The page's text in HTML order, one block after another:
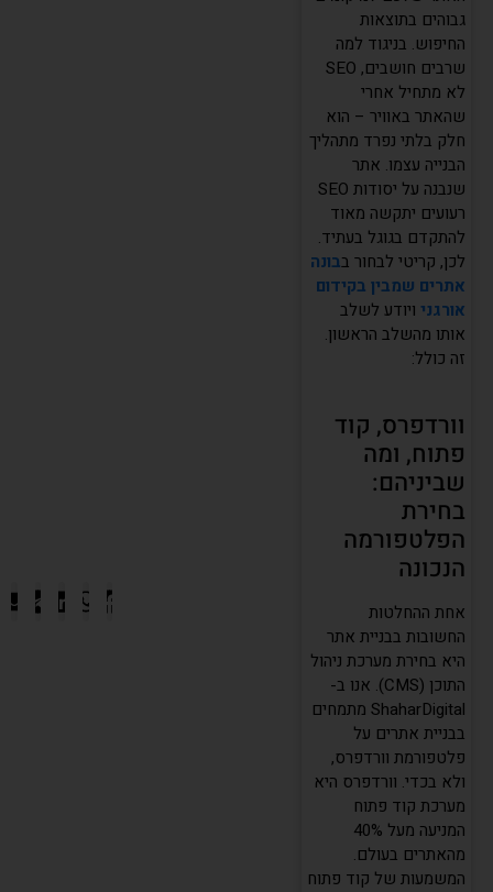
גבוהים בתוצאות
החיפוש. בניגוד למה
שרבים חושבים, SEO
לא מתחיל אחרי
שהאתר באוויר – הוא
חלק בלתי נפרד מתהליך
הבנייה עצמו. אתר
שנבנה על יסודות SEO
רעועים יתקשה מאוד
להתקדם בגוגל בעתיד.
לכן, קריטי לבחור בבונה
אתרים שמבין בקידום
אורגני ויודע לשלב
אותו מהשלב הראשון.
זה כולל:
וורדפרס, קוד
פתוח, ומה
שביניהם:
בחירת
הפלטפורמה
הנכונה
אחת ההחלטות
החשובות בבניית אתר
היא בחירת מערכת ניהול
התוכן (CMS). אנו ב-
ShaharDigital מתמחים
בבניית אתרים על
פלטפורמת וורדפרס,
ולא בכדי. וורדפרס היא
מערכת קוד פתוח
המניעה מעל 40%
מהאתרים בעולם.
המשמעות של קוד פתוח